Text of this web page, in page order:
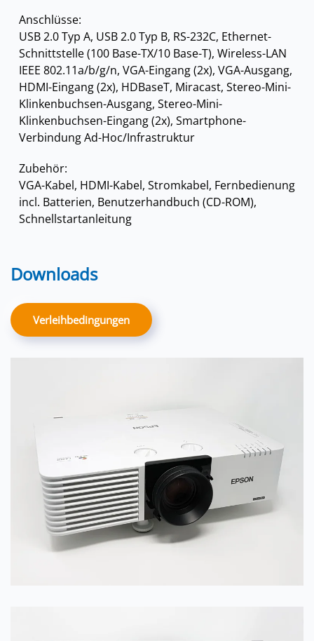
Anschlüsse:
USB 2.0 Typ A, USB 2.0 Typ B, RS-232C, Ethernet-
Schnittstelle (100 Base-TX/10 Base-T), Wireless-LAN
IEEE 802.11a/b/g/n, VGA-Eingang (2x), VGA-Ausgang,
HDMI-Eingang (2x), HDBaseT, Miracast, Stereo-Mini-
Klinkenbuchsen-Ausgang, Stereo-Mini-
Klinkenbuchsen-Eingang (2x), Smartphone-
Verbindung Ad-Hoc/Infrastruktur
Zubehör:
VGA-Kabel, HDMI-Kabel, Stromkabel, Fernbedienung
incl. Batterien, Benutzerhandbuch (CD-ROM),
Schnellstartanleitung
Downloads
Verleihbedingungen